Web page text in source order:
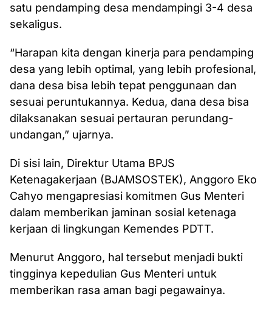
satu pendamping desa mendampingi 3-4 desa
sekaligus.
“Harapan kita dengan kinerja para pendamping
desa yang lebih optimal, yang lebih profesional,
dana desa bisa lebih tepat penggunaan dan
sesuai peruntukannya. Kedua, dana desa bisa
dilaksanakan sesuai pertauran perundang-
undangan,” ujarnya.
Di sisi lain, Direktur Utama BPJS
Ketenagakerjaan (BJAMSOSTEK), Anggoro Eko
Cahyo mengapresiasi komitmen Gus Menteri
dalam memberikan jaminan sosial ketenaga
kerjaan di lingkungan Kemendes PDTT.
Menurut Anggoro, hal tersebut menjadi bukti
tingginya kepedulian Gus Menteri untuk
memberikan rasa aman bagi pegawainya.